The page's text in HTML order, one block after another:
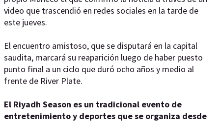
video que trascendió en redes sociales en la tarde de
este jueves.
El encuentro amistoso, que se disputará en la capital
saudita, marcará su reaparición luego de haber puesto
punto final a un ciclo que duró ocho años y medio al
frente de River Plate.
El Riyadh Season es un tradicional evento de
entretenimiento y deportes que se organiza desde